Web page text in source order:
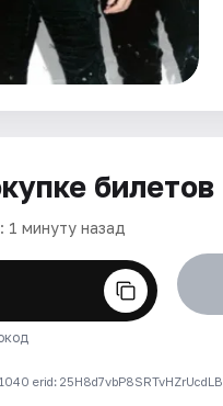
билетов
1 минуту назад
erid: 25H8d7vbP8SRTvHZrUcdLB